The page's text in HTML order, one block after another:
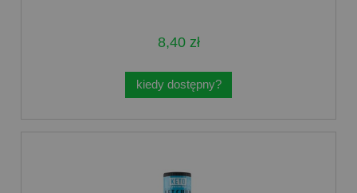
8,40 zł
kiedy dostępny?